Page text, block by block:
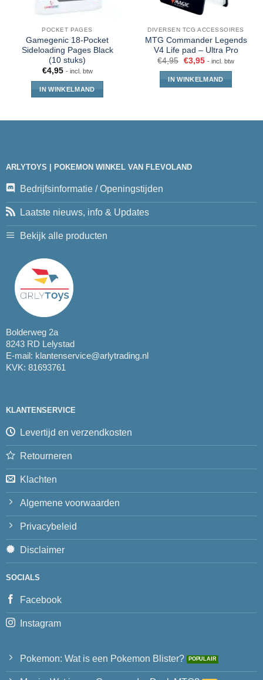
POCKET PAGES
Gamegenic 18-Pocket
Sideloading Pages Black
(10 stuks)
€4,95 - incl. btw
IN WINKELMAND
DIVERSEN TCG ACCESSOIRES
MTG Commander Legends
V4 Life pad – Ultra Pro
€4,95 €3,95 - incl. btw
IN WINKELMAND
ARLYTOYS | POKEMON WINKEL VAN FLEVOLAND
Bedrijfsinformatie / Openingstijden
Laatste nieuws, info & Updates
Bekijk alle producten
Bolderweg 2a
8243 RD Lelystad
E-mail: klantenservice@arlytrading.nl
KVK: 81693761
KLANTENSERVICE
Levertijd en verzendkosten
Retourneren
Klachten
Algemene voorwaarden
Privacybeleid
Disclaimer
SOCIALS
Facebook
Instagram
Pokemon: Wat is een Pokemon Blister?